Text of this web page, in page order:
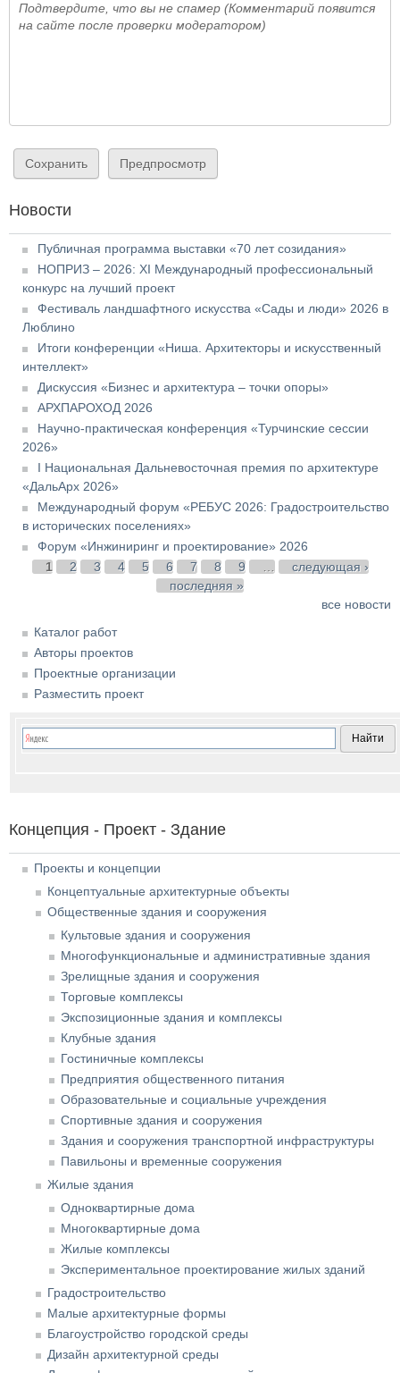
Подтвердите, что вы не спамер (Комментарий появится
на сайте после проверки модератором)
Новости
Публичная программа выставки «70 лет созидания»
НОПРИЗ – 2026: XI Международный профессиональный
конкурс на лучший проект
Фестиваль ландшафтного искусства «Сады и люди» 2026 в
Люблино
Итоги конференции «Ниша. Архитекторы и искусственный
интеллект»
Дискуссия «Бизнес и архитектура – точки опоры»
АРХПАРОХОД 2026
Научно-практическая конференция «Турчинские сессии
2026»
I Национальная Дальневосточная премия по архитектуре
«ДальАрх 2026»
Международный форум «РЕБУС 2026: Градостроительство
в исторических поселениях»
Форум «Инжиниринг и проектирование» 2026
Страницы
1 2 3 4 5 6 7 8 9
следующая ›
последняя »
все новости
Каталог работ
Авторы проектов
Проектные организации
Разместить проект
Концепция - Проект - Здание
Проекты и концепции
Концептуальные архитектурные объекты
Общественные здания и сооружения
Культовые здания и сооружения
Многофункциональные и административные здания
Зрелищные здания и сооружения
Торговые комплексы
Экспозиционные здания и комплексы
Клубные здания
Гостиничные комплексы
Предприятия общественного питания
Образовательные и социальные учреждения
Спортивные здания и сооружения
Здания и сооружения транспортной инфраструктуры
Павильоны и временные сооружения
Жилые здания
Одноквартирные дома
Многоквартирные дома
Жилые комплексы
Экспериментальное проектирование жилых зданий
Градостроительство
Малые архитектурные формы
Благоустройство городской среды
Дизайн архитектурной среды